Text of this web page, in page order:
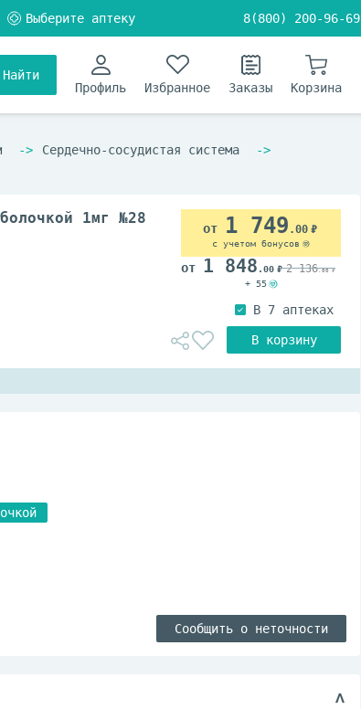
8(800) 200-96-69
Найти
Профиль
Избранное Заказы Корзина
Сердечно-сосудистая система
1мг №28 1 749 .00
с учетом бонусов
1 848 .00 2 136.00
+ 55
Сообщить о неточности